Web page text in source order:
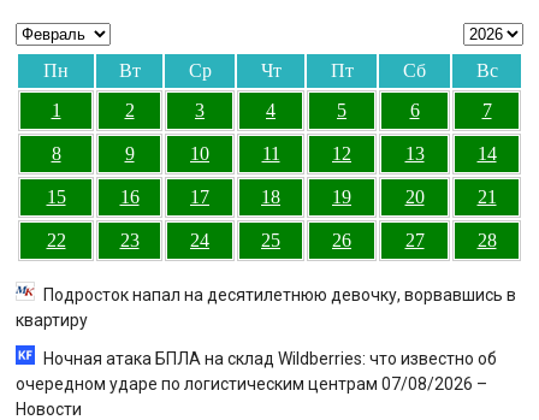
Пн Вт Ср Чт Пт Сб
Вс
1
2 3 4 5 6 7
8 9 10 11 12 13 14
15 16 17 18 19 20 21
22 23 24 25 26 27 28
Подросток напал на десятилетнюю девочку, ворвавшись в
квартиру
Ночная атака БПЛА на склад Wildberries: что известно об
очередном ударе по логистическим центрам 07/08/2026 –
Новости